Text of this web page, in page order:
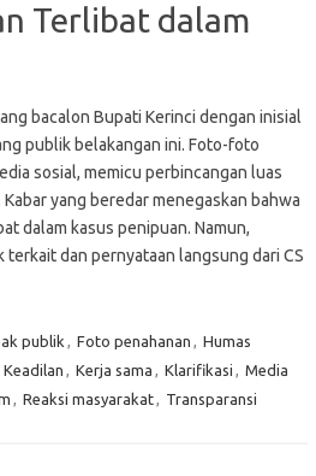
Terlibat dalam
bacalon Bupati Kerinci dengan inisial
publik belakangan ini. Foto-foto
sosial, memicu perbincangan luas
yang beredar menegaskan bahwa
dalam kasus penipuan. Namun,
dan pernyataan langsung dari CS
publik , Foto penahanan , Humas
Keadilan , Kerja sama , Klarifikasi , Media
, Reaksi masyarakat, Transparansi